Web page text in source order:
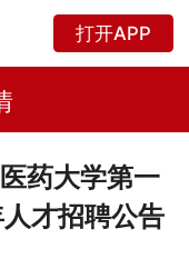
打开APP
药大学第一
才招聘公告